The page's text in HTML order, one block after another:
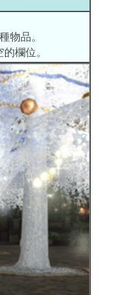
物品。
欄位。